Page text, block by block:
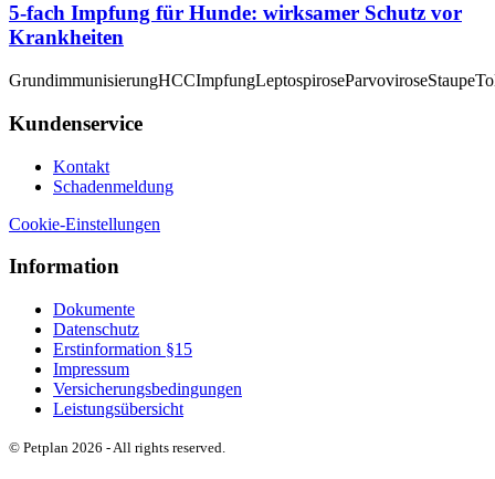
5-fach Impfung für Hunde: wirksamer Schutz vor
Krankheiten
GrundimmunisierungHCCImpfungLeptospiroseParvoviroseStaupe
Kundenservice
Kontakt
Schadenmeldung
Cookie-Einstellungen
Information
Dokumente
Datenschutz
Erstinformation §15
Impressum
Versicherungsbedingungen
Leistungsübersicht
© Petplan 2026 - All rights reserved.